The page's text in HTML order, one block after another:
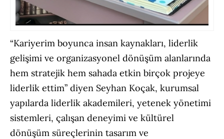
“Kariyerim boyunca insan kaynakları, liderlik
gelişimi ve organizasyonel dönüşüm alanlarında
hem stratejik hem sahada etkin birçok projeye
liderlik ettim” diyen Seyhan Koçak, kurumsal
yapılarda liderlik akademileri, yetenek yönetimi
sistemleri, çalışan deneyimi ve kültürel
dönüşüm süreçlerinin tasarım ve